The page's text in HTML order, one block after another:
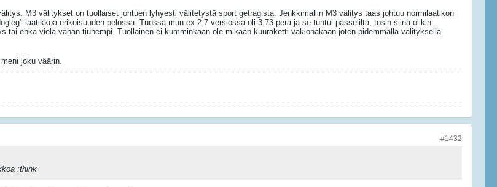
M3 välitykset on tuollaiset johtuen lyhyesti välitetystä sport getragista. Jenkkimallin M3 välitys taas johtuu normilaatikon
laatikkoa erikoisuuden pelossa. Tuossa mun ex 2.7 versiossa oli 3.73 perä ja se tuntui passelilta, tosin siinä olikin
tai ehkä vielä vähän tiuhempi. Tuollainen ei kumminkaan ole mikään kuuraketti vakionakaan joten pidemmällä välityksellä
joku väärin.
#1432
:think